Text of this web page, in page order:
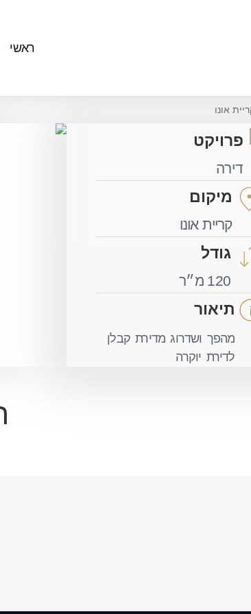
ראשי
אונו
פרויקט
דירה
מיקום
קריית אונו
גודל
120 מ״ר
תיאור
מהפך ושדרוג מדירת קבלן
לדירת יוקרה